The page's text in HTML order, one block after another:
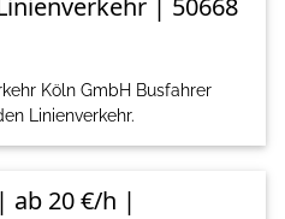
| 50668
Köln GmbH Busfahrer
Linienverkehr.
ab 20 €/h |